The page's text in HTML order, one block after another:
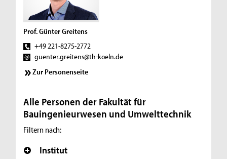
Prof. Günter Greitens
+49 221-8275-2772
guenter.greitens@th-koeln.de
Zur Personenseite
Alle Personen der Fakultät für
Bauingenieurwesen und Umwelttechnik
Filtern nach:
Institut